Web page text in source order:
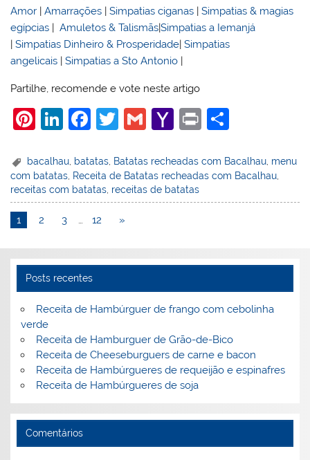
Amor |Amarrações |Simpatias ciganas |Simpatias & magias
egípcias |Amuletos & Talismãs|Simpatias a Iemanjá
|Simpatias Dinheiro & Prosperidade|Simpatias
angelicais |Simpatias a Sto Antonio |
Partilhe, recomende e vote neste artigo
Pi
er
e
st
Li
k
e
dI
n
F
c
e
b
o
k
T
itt
er
G
ai
l
Y
h
o
o
l
Pr
t
ar
e
bacalhau batatas Batatas recheadas com Bacalhau menu
com batatas Receita de Batatas recheadas com Bacalhau
receitas com batatas receitas de batatas
1 2 3 … 12 »
Posts recentes
Receita de Hambúrguer de frango com cebolinha
verde
Receita de Hamburguer de Grão-de-Bico
Receita de Cheeseburguers de carne e bacon
Receita de Hambúrgueres de requeijão e espinafres
Receita de Hambúrgueres de soja
Comentários